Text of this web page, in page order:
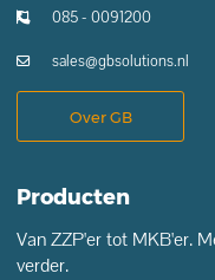
085 - 0091200
sales@gbsolutions.nl
Over GB
Producten
Van ZZP'er tot MKB'er.
verder.